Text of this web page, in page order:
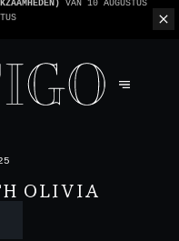
GEACCEPTEERD -
OLIVIA